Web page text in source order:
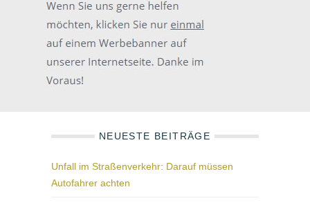
NEUESTE BEITRÄGE
Unfall im Straßenverkehr: Darauf müssen
Autofahrer achten